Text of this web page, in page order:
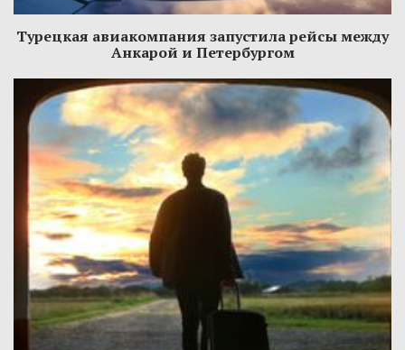
Турецкая авиакомпания запустила рейсы между
Анкарой и Петербургом